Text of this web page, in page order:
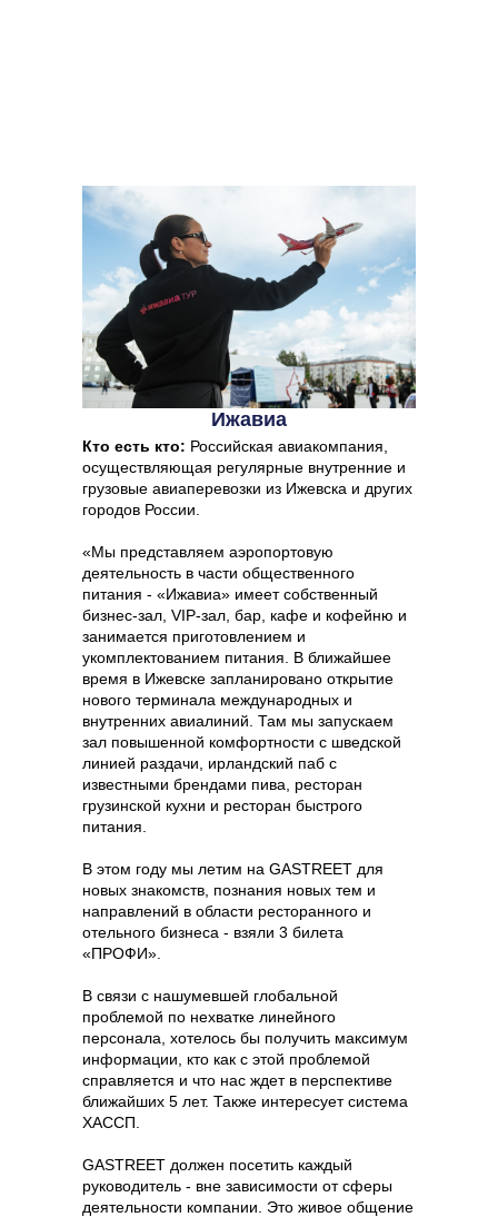
Кто есть кто: Российская авиакомпания,
осуществляющая регулярные внутренние и
грузовые авиаперевозки из Ижевска и других
городов России.
«Мы представляем аэропортовую
деятельность в части общественного
питания - «Ижавиа» имеет собственный
бизнес-зал, VIP-зал, бар, кафе и кофейню и
занимается приготовлением и
укомплектованием питания. В ближайшее
время в Ижевске запланировано открытие
нового терминала международных и
внутренних авиалиний. Там мы запускаем
зал повышенной комфортности с шведской
линией раздачи, ирландский паб с
известными брендами пива, ресторан
грузинской кухни и ресторан быстрого
питания.
В этом году мы летим на GASTREET для
новых знакомств, познания новых тем и
направлений в области ресторанного и
отельного бизнеса - взяли 3 билета
«ПРОФИ».
В связи с нашумевшей глобальной
проблемой по нехватке линейного
персонала, хотелось бы получить максимум
информации, кто как с этой проблемой
справляется и что нас ждет в перспективе
ближайших 5 лет. Также интересует система
ХАССП.
GASTREET должен посетить каждый
руководитель - вне зависимости от сферы
деятельности компании. Это живое общение
Ижавиа